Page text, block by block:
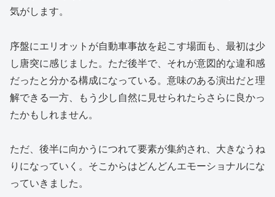
気がします。
序盤にエリオットが自動車事故を起こす場面も、最初は少
し唐突に感じました。ただ後半で、それが意図的な違和感
だったと分かる構成になっている。意味のある演出だと理
解できる一方、もう少し自然に見せられたらさらに良かっ
たかもしれません。
ただ、後半に向かうにつれて要素が集約され、大きなうね
りになっていく。そこからはどんどんエモーショナルにな
っていきました。